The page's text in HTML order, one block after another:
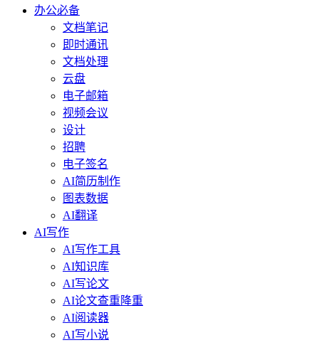
办公必备
文档笔记
即时通讯
文档处理
云盘
电子邮箱
视频会议
设计
招聘
电子签名
AI简历制作
图表数据
AI翻译
AI写作
AI写作工具
AI知识库
AI写论文
AI论文查重降重
AI阅读器
AI写小说